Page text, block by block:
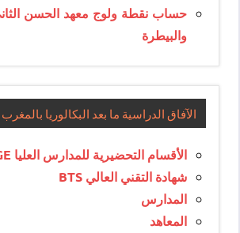
حساب نقطة ولوج معهد الحسن
والبيطرة
الآفاق الدراسية ما بعد البكالوريا بالمغرب
الأقسام التحضيرية للمدارس العليا CPGE
شهادة التقني العالي BTS
المدارس
المعاهد